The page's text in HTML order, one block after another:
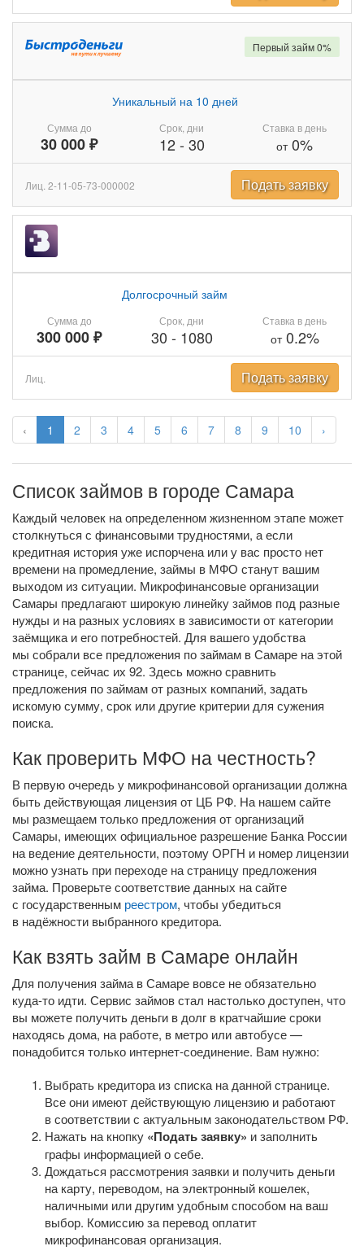
‹ 1 2 3 4 5 6 7 8 9 10 ›
Сумма до
30 000 ₽
Уникальный на 10 дней
Срок, дни
12- 30
Ставка в день
от0%
Первый займ 0%
Лиц. 2-11-05-73-000002 Подать заявку
Сумма до
300 000 ₽
Долгосрочный займ
Срок, дни
30 - 1080
Ставка в день
от0.2%
Лиц. Подать заявку
Список займов в городе Самара
Каждый человек на определенном жизненном этапе может
столкнуться с финансовыми трудностями, а если
кредитная история уже испорчена или у вас просто нет
времени на промедление, займы в МФО станут вашим
выходом из ситуации. Микрофинансовые организации
Самары предлагают широкую линейку займов под разные
нужды и на разных условиях в зависимости от категории
заёмщика и его потребностей. Для вашего удобства
мы собрали все предложения по займам в Самаре на этой
странице, сейчас их 92. Здесь можно сравнить
предложения по займам от разных компаний, задать
искомую сумму, срок или другие критерии для сужения
поиска.
Как проверить МФО на честность?
В первую очередь у микрофинансовой организации должна
быть действующая лицензия от ЦБ РФ. На нашем сайте
мы размещаем только предложения от организаций
Самары, имеющих официальное разрешение Банка России
на ведение деятельности, поэтому ОРГН и номер лицензии
можно узнать при переходе на страницу предложения
займа. Проверьте соответствие данных на сайте
с государственным реестром, чтобы убедиться
в надёжности выбранного кредитора.
Как взять займ в Самаре онлайн
Для получения займа в Самаре вовсе не обязательно
куда-то идти. Сервис займов стал настолько доступен, что
вы можете получить деньги в долг в кратчайшие сроки
находясь дома, на работе, в метро или автобусе —
понадобится только интернет-соединение. Вам нужно:
Выбрать кредитора из списка на данной странице.
Все они имеют действующую лицензию и работают
в соответствии с актуальным законодательством РФ.
Нажать на кнопку «Подать заявку» и заполнить
графы информацией о себе.
Дождаться рассмотрения заявки и получить деньги
на карту, переводом, на электронный кошелек,
наличными или другим удобным способом на ваш
выбор. Комиссию за перевод оплатит
микрофинансовая организация.